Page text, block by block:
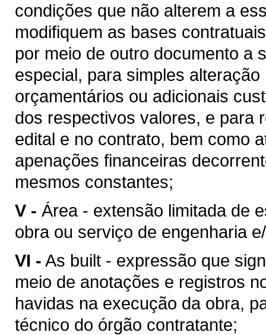
condições que não alterem a
modifiquem as bases
por meio de outro documento a
especial, para simples
orçamentários ou adicionais
dos respectivos valores, e para
edital e no contrato, bem como
apenações financeiras
mesmos constantes;
V - Área - extensão limitada de
obra ou serviço de engenharia
VI - As built - expressão que
meio de anotações e registros
havidas na execução da obra,
técnico do órgão contratante;